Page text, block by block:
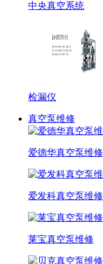
中央真空系统
检漏仪
真空泵维修
爱德华真空泵维修
爱发科真空泵维修
莱宝真空泵维修